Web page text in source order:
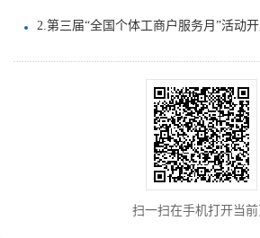
2.第三届“全国个体工商户服务月”活动
扫一扫在手机打开当前